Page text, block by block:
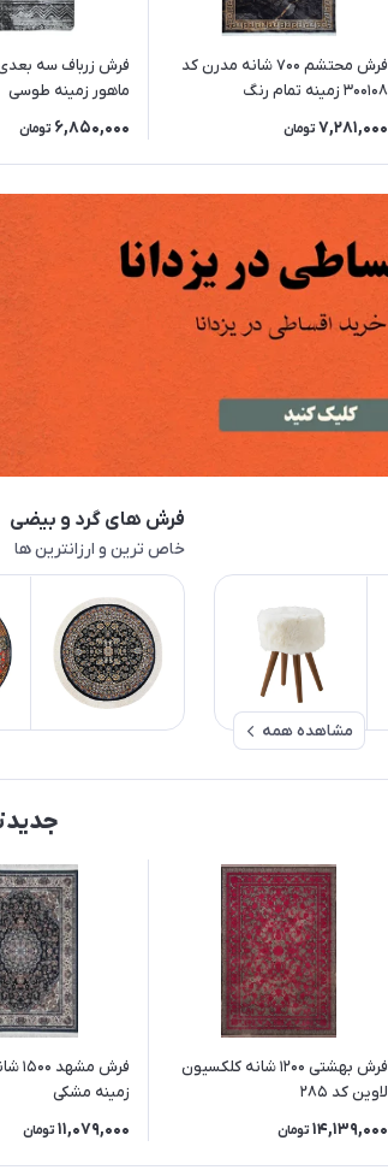
فرش محتشم 700 شانه مدرن کد
300108 زمینه تمام رنگ
(غیربرجسته)
7,281,000 تومان
فرش زرباف سه بعدی
ماهور زمینه طوسی
6,850,000 تومان
مشاهده همه
فرش های گرد و بیضی
خاص ترین و ارزانترین ها
فرش بهشتی 1200 شانه کلکسیون
لاوین کد 285
14,139,000 تومان
زمینه مشکی
11,079,000 تومان